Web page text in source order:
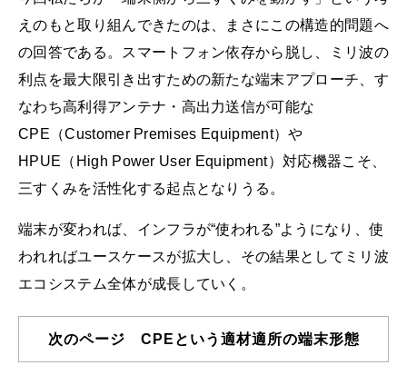
えのもと取り組んできたのは、まさにこの構造的問題へ
の回答である。スマートフォン依存から脱し、ミリ波の
利点を最大限引き出すための新たな端末アプローチ、す
なわち高利得アンテナ・高出力送信が可能な
CPE（Customer Premises Equipment）や
HPUE（High Power User Equipment）対応機器こそ、
三すくみを活性化する起点となりうる。
端末が変われば、インフラが“使われる”ようになり、使
われればユースケースが拡大し、その結果としてミリ波
エコシステム全体が成長していく。
次のページ CPEという適材適所の端末形態